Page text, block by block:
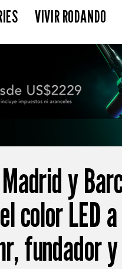
VIVIR RODANDO
y
color LED
fundador